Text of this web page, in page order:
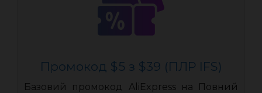
Промокод $5 з $39 (ПЛР IFS)
Базовий промокод AliExpress на Повний